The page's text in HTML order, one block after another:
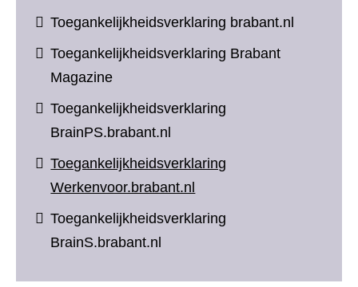
Toegankelijkheidsverklaring brabant.nl
Toegankelijkheidsverklaring Brabant
Magazine
Toegankelijkheidsverklaring
BrainPS.brabant.nl
Toegankelijkheidsverklaring
Werkenvoor.brabant.nl
Toegankelijkheidsverklaring
BrainS.brabant.nl